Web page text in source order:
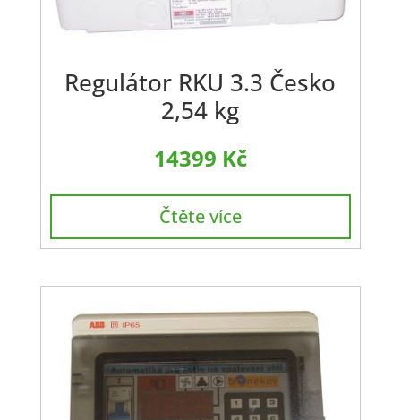
Regulátor RKU 3.3 Česko
2,54 kg
14399 Kč
Čtěte více